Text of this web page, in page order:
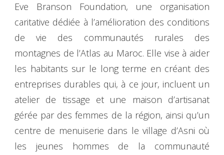
Eve Branson Foundation, une organisation
caritative dédiée à l’amélioration des conditions
de vie des communautés rurales des
montagnes de l’Atlas au Maroc. Elle vise à aider
les habitants sur le long terme en créant des
entreprises durables qui, à ce jour, incluent un
atelier de tissage et une maison d’artisanat
gérée par des femmes de la région, ainsi qu’un
centre de menuiserie dans le village d’Asni où
les jeunes hommes de la communauté